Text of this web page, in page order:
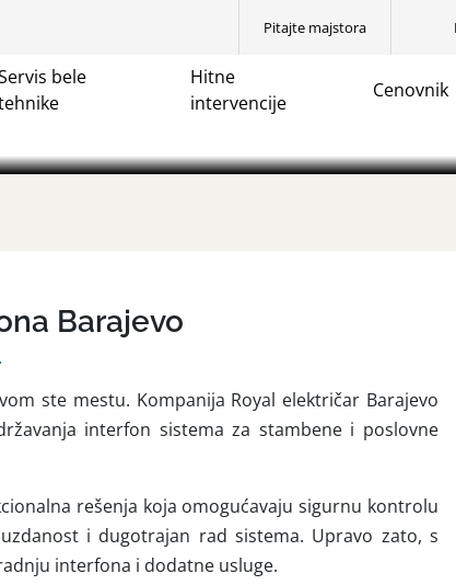
Pitajte majstora
bele
Hitne
intervencije
Cenovnik
montaža, postavljanje i ugradnja interfona
Barajevo
ste mestu. Kompanija Royal električar Barajevo
interfon sistema za stambene i poslovne
rešenja koja omogućavaju sigurnu kontrolu
i dugotrajan rad sistema. Upravo zato, s
interfona i dodatne usluge.